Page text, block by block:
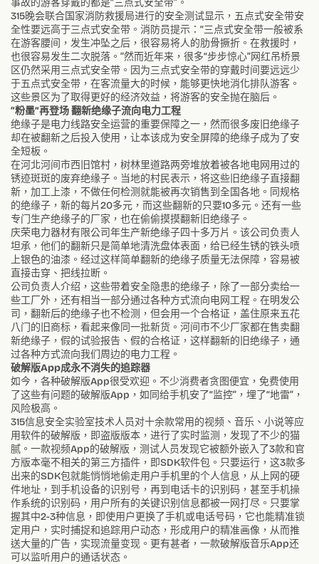
事故的游客穿戴的都是“三点式安全带”。
315晚会联合国家消防救援局进行的安全测试显示，五点式安全带安
全性要远高于三点式安全带。消防员提示：“三点式安全带一般被系
在游客腰间，发生冲坠之后，很容易将人的肋骨撅折。在救援时，
也很容易发生二次脱落。”然而近年来，很多“步步惊心”网红吊桥景
区仍然采用三点式安全带。因为三点式安全带的穿戴时间要远远少
于五点式安全带，在客流量大的时候，能够更快地消化排队游客。
这些景区为了取得更好的经济效益，将游客的安全抛在脑后。
“粉墨”再登场 翻新绝缘子流向电力工程
绝缘子是电力线路安全运营的重要保障之一，然而很多废旧绝缘子
却在被翻新之后投入使用，让本该成为安全屏障的绝缘子成为了安
全短板。
在河北河间市西旧馆村，树林里道路两旁堆放着被各地电网用过的
锈迹斑斑的废弃绝缘子。当地的村民表示，将这些旧绝缘子直接翻
新，加工上漆，不做任何检测就能被再次销售到全国各地。同规格
的绝缘子，新的每片20多元，而这些翻新的只要10多元。还有一些
专门生产绝缘子的厂家，也在偷偷摸摸翻新旧绝缘子。
庆荣电力器材有限公司年生产新绝缘子四十多万片。该公司负责人
坦承，他们的翻新只是简单地清洗盘体表面，给已经生锈的铁头喷
上银色的油漆。经过这样简单翻新的绝缘子质量无法保障，容易被
直接击穿、把线拉断。
公司负责人介绍，这些带着安全隐患的绝缘子，除了一部分卖给一
些工厂外，还有相当一部分通过各种方式流向电网工程。在明发公
司，翻新后的绝缘子也不检测，但会用一个合格证，盖住原来五花
八门的旧商标，看起来像同一批新货。河间市不少厂家都在售卖翻
新绝缘子，假的试验报告、假的合格证，这样翻新的旧绝缘子，通
过各种方式流向我们周边的电力工程。
破解版App成永不消失的追踪器
如今，各种破解版App很受欢迎。不少消费者贪图便宜，免费使用
了这些有问题的破解版App，如同给手机安了“监控”，埋了“地雷”，
风险极高。
315信息安全实验室技术人员对十余款常用的视频、音乐、小说等应
用软件的破解版，即盗版版本，进行了实时监测，发现了不少的猫
腻。一款视频App的破解版，测试人员发现它被额外嵌入了3款和官
方版本毫不相关的第三方插件，即SDK软件包。只要运行，这3款多
出来的SDK包就能悄悄地偷走用户手机里的个人信息，从上网的硬
件地址，到手机设备的识别号，再到电话卡的识别码，甚至手机操
作系统的识别码，用户所有的关键识别信息都被一网打尽。只要掌
握其中2-3种信息，即使用户更换了手机或电话号码，它也能精准锁
定用户，实时捕捉和追踪用户动态，形成用户的精准画像，从而推
送大量的广告，实现流量变现。更有甚者，一款破解版音乐App还
可以监听用户的通话状态。